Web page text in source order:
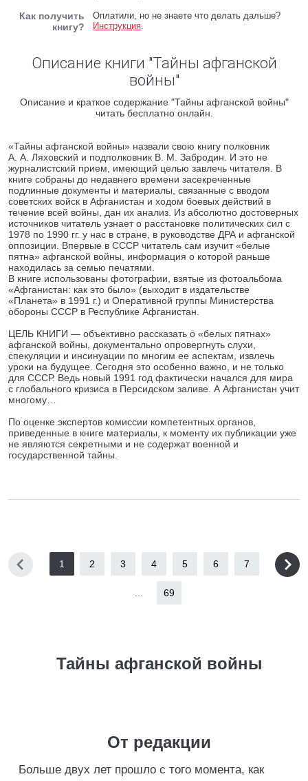
Как получить
книгу?
Оплатили, но не знаете что делать дальше?
Инструкция.
Описание книги "Тайны афганской
войны"
Описание и краткое содержание "Тайны афганской войны"
читать бесплатно онлайн.
«Тайны афганской войны» назвали свою книгу полковник
А. А. Ляховский и подполковник В. М. Забродин. И это не
журналистский прием, имеющий целью завлечь читателя. В
книге собраны до недавнего времени засекреченные
подлинные документы и материалы, связанные с вводом
советских войск в Афганистан и ходом боевых действий в
течение всей войны, дан их анализ. Из абсолютно достоверных
источников читатель узнает о расстановке политических сил с
1978 по 1990 гг. у нас в стране, в руководстве ДРА и афганской
оппозиции. Впервые в СССР читатель сам изучит «белые
пятна» афганской войны, информация о которой раньше
находилась за семью печатями.
В книге использованы фотографии, взятые из фотоальбома
«Афганистан: как это было» (выходит в издательстве
«Планета» в 1991 г.) и Оперативной группы Министерства
обороны СССР в Республике Афганистан.
ЦЕЛЬ КНИГИ — объективно рассказать о «белых пятнах»
афганской войны, документально опровергнуть слухи,
спекуляции и инсинуации по многим ее аспектам, извлечь
уроки на будущее. Сегодня это особенно важно, и не только
для СССР. Ведь новый 1991 год фактически начался для мира
с глобального кризиса в Персидском заливе. А Афганистан учит
многому…
По оценке экспертов комиссии компетентных органов,
приведенные в книге материалы, к моменту их публикации уже
не являются секретными и не содержат военной и
государственной тайны.
1 2 3 4 5 6 7
69
Тайны афганской войны
От редакции
Больше двух лет прошло с того момента, как